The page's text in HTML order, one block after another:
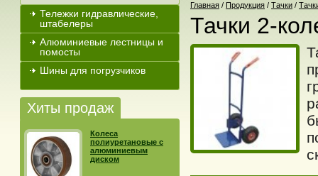
Главная / Продукция / Тачки /
Тачки 2-
Тележки гидравлические,
штабелеры
Алюминиевые лестницы и
помосты
Шины для погрузчиков
Хиты продаж
Колеса
полиуретановые с
алюминиевым
диском